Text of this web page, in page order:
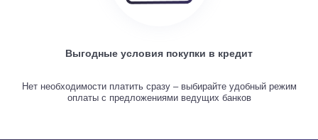
Выгодные условия покупки в кредит
Нет необходимости платить сразу – выбирайте удобный режим
оплаты с предложениями ведущих банков